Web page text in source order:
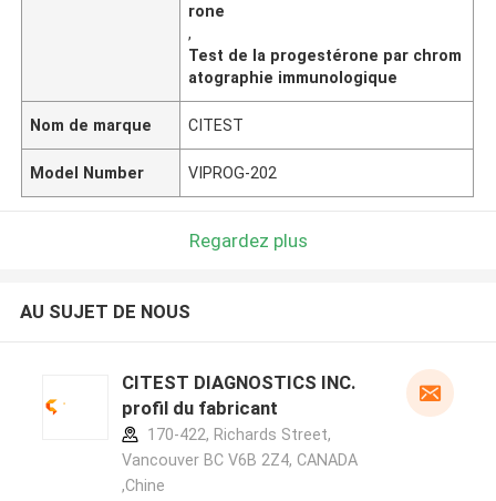
rone
,
Test de la progestérone par chrom
atographie immunologique
Nom de marque CITEST
Model Number VIPROG-202
Regardez plus
AU SUJET DE NOUS
CITEST DIAGNOSTICS INC.
profil du fabricant
170-422, Richards Street,
Vancouver BC V6B 2Z4, CANADA
,Chine